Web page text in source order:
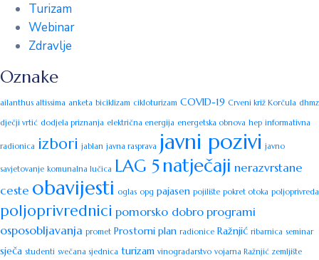
Turizam
Webinar
Zdravlje
Oznake
ailanthus altissima anketa biciklizam cikloturizam COVID-19 Crveni križ Korčula dhmz
dječji vrtić dodjela priznanja električna energija energetska obnova hep informativna
radionica izbori jablan javna rasprava javni pozivi javno
savjetovanje komunalna lučica LAG 5natječaji nerazvrstane
ceste obavijesti oglas opg pajasen pojilište pokret otoka poljoprivreda
poljoprivrednici pomorsko dobroprogrami
osposobljavanja promet Prostorni plan radionice Ražnjić ribarnica seminar
sječa studenti svečana sjednica turizam vinogradarstvo vojarna Ražnjić zemljište